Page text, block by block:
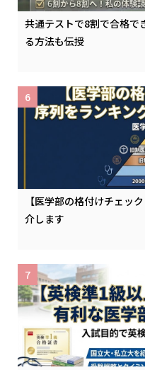
共通テストで8割で合格で
る方法も伝授
【医学部の格付けチェッ
介します
6
7